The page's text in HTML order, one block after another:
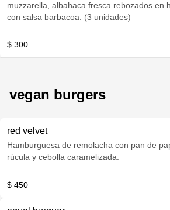
muzzarella, albahaca fresca rebozados en
con salsa barbacoa. (3 unidades)
$ 300
vegan burgers
red velvet
Hamburguesa de remolacha con pan de
rúcula y cebolla caramelizada.
$ 450